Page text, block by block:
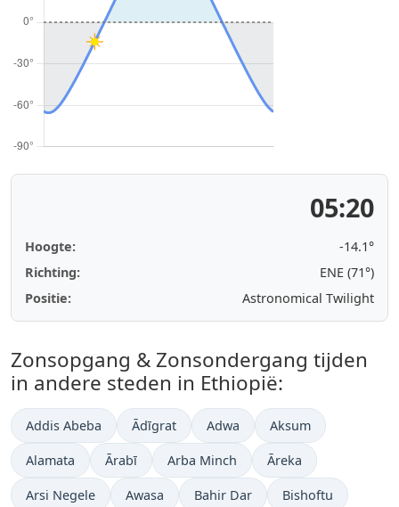
05:20
Hoogte:
-14.1°
Richting:
ENE (71°)
Positie:
Astronomical Twilight
Zonsopgang & Zonsondergang tijden
in andere steden in Ethiopië:
Addis Abeba Ādīgrat Adwa Aksum
Alamata Ārabī Arba Minch Āreka
Arsi Negele Awasa Bahir Dar Bishoftu